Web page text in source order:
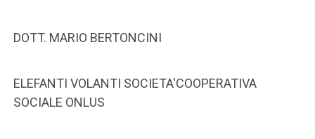
DOTT. MARIO BERTONCINI
ELEFANTI VOLANTI SOCIETA'COOPERATIVA
SOCIALE ONLUS